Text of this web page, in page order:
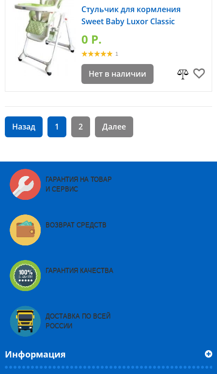
Стульчик для кормления
Sweet Baby Luxor Classic
0 P.
1
Нет в наличии
Назад 1 2 Далее
ГАРАНТИЯ НА ТОВАР
И СЕРВИС
ВОЗВРАТ СРЕДСТВ
ГАРАНТИЯ КАЧЕСТВА
ДОСТАВКА ПО ВСЕЙ
РОССИИ
Информация